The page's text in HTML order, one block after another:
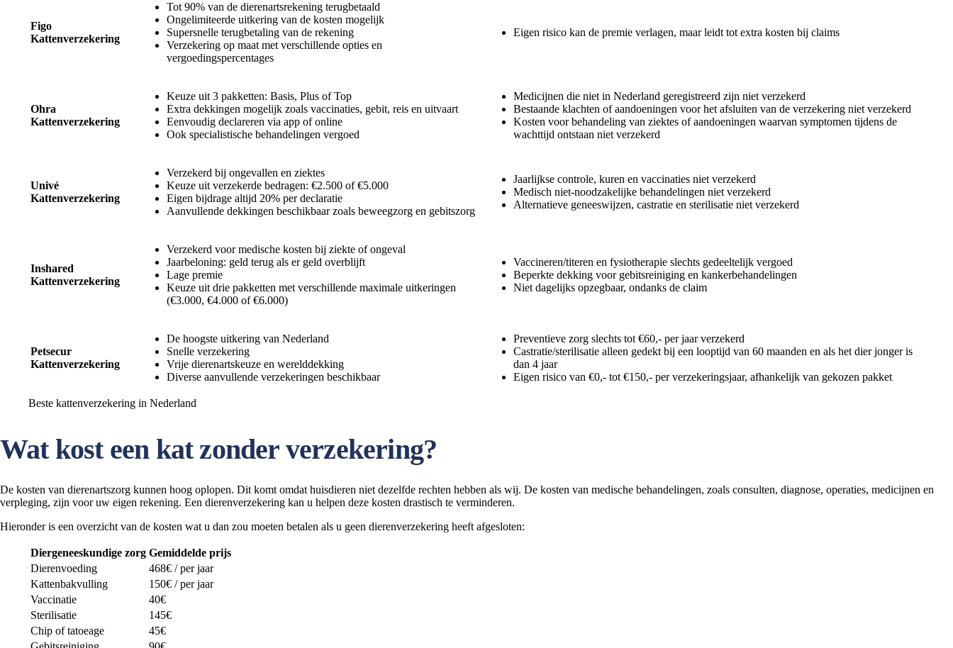
Figo
Kattenverzekering
Tot 90% van de dierenartsrekening terugbetaald
Ongelimiteerde uitkering van de kosten mogelijk
Supersnelle terugbetaling van de rekening
Verzekering op maat met verschillende opties en
vergoedingspercentages
Eigen risico kan de premie verlagen, maar leidt tot extra kosten bij claims
Ohra
Kattenverzekering
Keuze uit 3 pakketten: Basis, Plus of Top
Extra dekkingen mogelijk zoals vaccinaties, gebit, reis en uitvaart
Eenvoudig declareren via app of online
Ook specialistische behandelingen vergoed
Medicijnen die niet in Nederland geregistreerd zijn niet verzekerd
Bestaande klachten of aandoeningen voor het afsluiten van de verzekering niet verzekerd
Kosten voor behandeling van ziektes of aandoeningen waarvan symptomen tijdens de
wachttijd ontstaan niet verzekerd
Univé
Kattenverzekering
Verzekerd bij ongevallen en ziektes
Keuze uit verzekerde bedragen: €2.500 of €5.000
Eigen bijdrage altijd 20% per declaratie
Aanvullende dekkingen beschikbaar zoals beweegzorg en gebitszorg
Jaarlijkse controle, kuren en vaccinaties niet verzekerd
Medisch niet-noodzakelijke behandelingen niet verzekerd
Alternatieve geneeswijzen, castratie en sterilisatie niet verzekerd
Inshared
Kattenverzekering
Verzekerd voor medische kosten bij ziekte of ongeval
Jaarbeloning: geld terug als er geld overblijft
Lage premie
Keuze uit drie pakketten met verschillende maximale uitkeringen
(€3.000, €4.000 of €6.000)
Vaccineren/titeren en fysiotherapie slechts gedeeltelijk vergoed
Beperkte dekking voor gebitsreiniging en kankerbehandelingen
Niet dagelijks opzegbaar, ondanks de claim
Petsecur
Kattenverzekering
De hoogste uitkering van Nederland
Snelle verzekering
Vrije dierenartskeuze en werelddekking
Diverse aanvullende verzekeringen beschikbaar
Preventieve zorg slechts tot €60,- per jaar verzekerd
Castratie/sterilisatie alleen gedekt bij een looptijd van 60 maanden en als het dier jonger is
dan 4 jaar
Eigen risico van €0,- tot €150,- per verzekeringsjaar, afhankelijk van gekozen pakket
Beste kattenverzekering in Nederland
Wat kost een kat zonder verzekering?
De kosten van dierenartszorg kunnen hoog oplopen. Dit komt omdat huisdieren niet dezelfde rechten hebben als wij. De kosten van medische behandelingen, zoals consulten, diagnose, operaties, medicijnen en
verpleging, zijn voor uw eigen rekening. Een dierenverzekering kan u helpen deze kosten drastisch te verminderen.
Hieronder is een overzicht van de kosten wat u dan zou moeten betalen als u geen dierenverzekering heeft afgesloten:
Diergeneeskundige zorg Gemiddelde prijs
Dierenvoeding
468€ / per jaar
Kattenbakvulling
150€ / per jaar
Vaccinatie
40€
Sterilisatie
145€
Chip of tatoeage
45€